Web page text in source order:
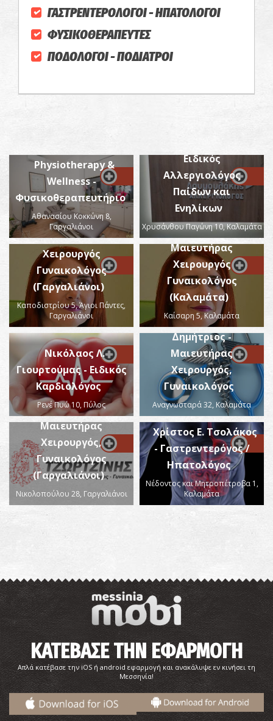
ΓΑΣΤΡΕΝΤΕΡΟΛΟΓΟΙ - ΗΠΑΤΟΛΟΓΟΙ
ΦΥΣΙΚΟΘΕΡΑΠΕΥΤΕΣ
ΠΟΔΟΛΟΓΟΙ - ΠΟΔΙΑΤΡΟΙ
Physiotherapy &
Wellness -
Φυσικοθεραπευτήριο
Αθανασίου Κοκκώνη 8,
Γαργαλιάνοι
Ειδικός
Αλλεργιολόγος
Παίδων και
Ενηλίκων
Χρυσάνθου Παγώνη 10, Καλαμάτα
Μάντζου Δήμητρα -
Μαιευτήρας
Χειρουργός
Γυναικολόγος
(Γαργαλιάνοι)
Καποδιστρίου 5, Άγιοι Πάντες,
Γαργαλιάνοι
Μάντζου Δήμητρα-
Μαιευτήρας
Χειρουργός
Γυναικολόγος
(Καλαμάτα)
Καίσαρη 5, Καλαμάτα
Νικόλαος Λ.
Γιουρτούμας - Ειδικός
Καρδιολόγος
Ρενέ Πυώ 10, Πύλος
Τζωρτζίνης Ν.
Δημήτριος -
Μαιευτήρας
Χειρουργός,
Γυναικολόγος
Αναγνωσταρά 32, Καλαμάτα
Τζωρτζίνης Ν.
Δημήτριος -
Μαιευτήρας
Χειρουργός,
Γυναικολόγος
(Γαργαλιάνοι)
Νικολοπούλου 28, Γαργαλιάνοι
Χρίστος Ε. Τσολάκος
- Γαστρεντερόγος /
Ηπατολόγος
Νέδοντος και Μητροπέτροβα 1,
Καλαμάτα
ΚΑΤΕΒΑΣΕ ΤΗΝ ΕΦΑΡΜΟΓΗ
Απλά κατέβασε την iOS ή android εφαρμογή και ανακάλυψε εν κινήσει τη
Μεσσηνία!